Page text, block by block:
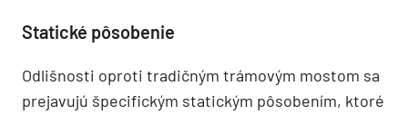
Statické pôsobenie
Odlišnosti oproti tradičným trámovým mostom sa
prejavujú špecifickým statickým pôsobením, ktoré